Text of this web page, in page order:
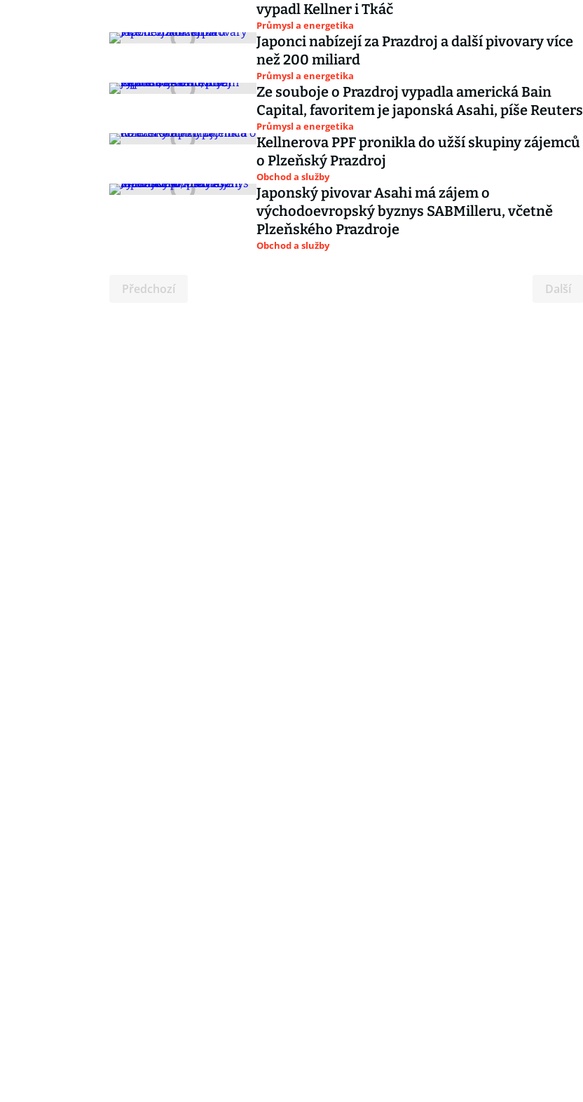
vypadl Kellner i Tkáč
Průmysl a energetika
Japonci nabízejí za Prazdroj a další pivovary více
než 200 miliard
Průmysl a energetika
Ze souboje o Prazdroj vypadla americká Bain
Capital, favoritem je japonská Asahi, píše Reuters
Průmysl a energetika
Kellnerova PPF pronikla do užší skupiny zájemců
o Plzeňský Prazdroj
Obchod a služby
Japonský pivovar Asahi má zájem o
východoevropský byznys SABMilleru, včetně
Plzeňského Prazdroje
Obchod a služby
Předchozí Další